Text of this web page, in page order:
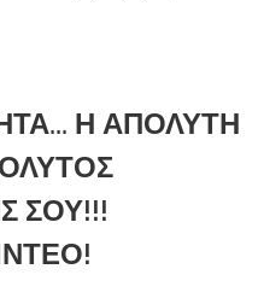
Η ΑΠΟΛΥΤΗ
ΣΟΥ!!!